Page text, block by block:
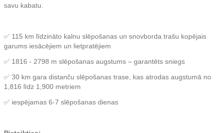
savu kabatu.
✅ 115 km līdzināto kalnu slēpošanas un snovborda trašu kopējais
garums iesācējiem un lietpratējiem
✅ 1816 - 2798 m slēpošanas augstums – garantēts sniegs
✅ 30 km gara distanču slēpošanas trase, kas atrodas augstumā no
1,816 līdz 1,900 metriem
✅ iespējamas 6-7 slēpošanas dienas